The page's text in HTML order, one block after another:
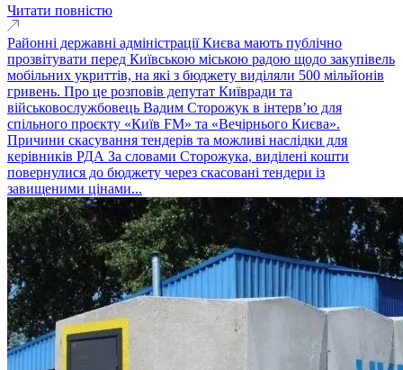
Читати повністю
Районні державні адміністрації Києва мають публічно
прозвітувати перед Київською міською радою щодо закупівель
мобільних укриттів, на які з бюджету виділяли 500 мільйонів
гривень. Про це розповів депутат Київради та
військовослужбовець Вадим Сторожук в інтерв’ю для
спільного проєкту «Київ FM» та «Вечірнього Києва».
Причини скасування тендерів та можливі наслідки для
керівників РДА За словами Сторожука, виділені кошти
повернулися до бюджету через скасовані тендери із
завищеними цінами...